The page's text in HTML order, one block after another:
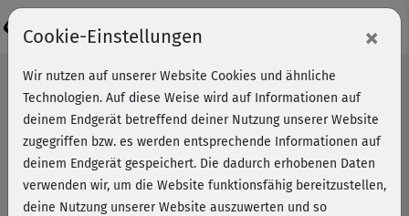
Cookie-Einstellungen ×
Wir nutzen auf unserer Website Cookies und ähnliche
Technologien. Auf diese Weise wird auf Informationen auf
deinem Endgerät betreffend deiner Nutzung unserer Website
zugegriffen bzw. es werden entsprechende Informationen auf
deinem Endgerät gespeichert. Die dadurch erhobenen Daten
verwenden wir, um die Website funktionsfähig bereitzustellen,
deine Nutzung unserer Website auszuwerten und so